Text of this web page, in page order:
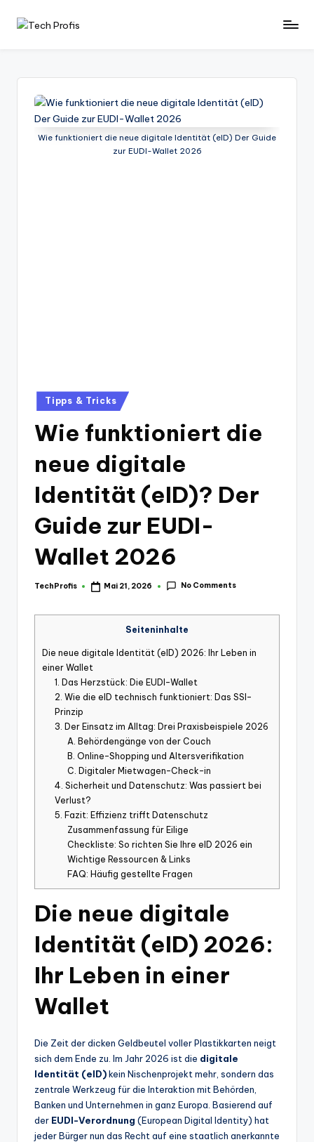
Skip
PCs
Hardware
Wie funktioniert die neue digitale Identität (eID) Der Guide
zur EUDI-Wallet 2026
Posted
in
Tipps & Tricks
Wie funktioniert die
neue digitale
Identität (eID)? Der
Guide zur EUDI-
Wallet 2026
Posted
TechProfis Mai 21, 2026 No Comments
Seiteninhalte
Die neue digitale Identität (eID) 2026: Ihr Leben in
einer Wallet
1. Das Herzstück: Die EUDI-Wallet
2. Wie die eID technisch funktioniert: Das SSI-
Prinzip
3. Der Einsatz im Alltag: Drei Praxisbeispiele 2026
A. Behördengänge von der Couch
B. Online-Shopping und Altersverifikation
C. Digitaler Mietwagen-Check-in
4. Sicherheit und Datenschutz: Was passiert bei
Verlust?
5. Fazit: Effizienz trifft Datenschutz
Zusammenfassung für Eilige
Checkliste: So richten Sie Ihre eID 2026 ein
Wichtige Ressourcen & Links
FAQ: Häufig gestellte Fragen
Die neue digitale
Identität (eID) 2026:
Ihr Leben in einer
Wallet
Die Zeit der dicken Geldbeutel voller Plastikkarten neigt
sich dem Ende zu. Im Jahr 2026 ist die digitale
Identität (eID)kein Nischenprojekt mehr, sondern das
zentrale Werkzeug für die Interaktion mit Behörden,
Banken und Unternehmen in ganz Europa. Basierend auf
der EUDI-Verordnung (European Digital Identity) hat
jeder Bürger nun das Recht auf eine staatlich anerkannte